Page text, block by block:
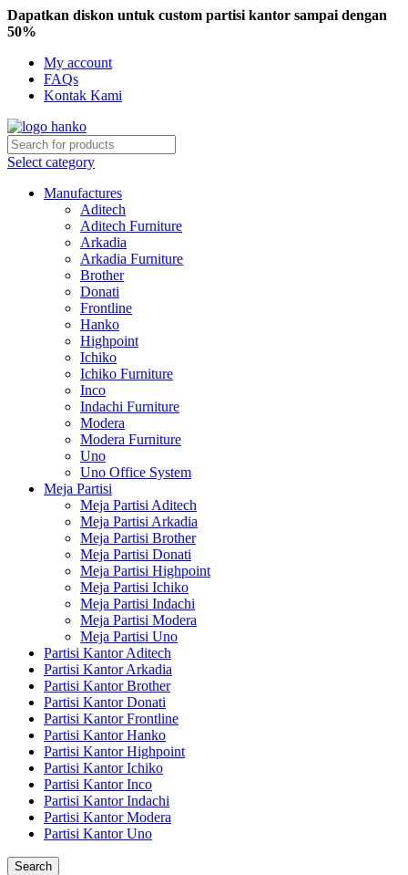
Dapatkan diskon untuk custom partisi kantor sampai dengan
50%
My account
FAQs
Kontak Kami
Select category
Manufactures
Aditech
Aditech Furniture
Arkadia
Arkadia Furniture
Brother
Donati
Frontline
Hanko
Highpoint
Ichiko
Ichiko Furniture
Inco
Indachi Furniture
Modera
Modera Furniture
Uno
Uno Office System
Meja Partisi
Meja Partisi Aditech
Meja Partisi Arkadia
Meja Partisi Brother
Meja Partisi Donati
Meja Partisi Highpoint
Meja Partisi Ichiko
Meja Partisi Indachi
Meja Partisi Modera
Meja Partisi Uno
Partisi Kantor Aditech
Partisi Kantor Arkadia
Partisi Kantor Brother
Partisi Kantor Donati
Partisi Kantor Frontline
Partisi Kantor Hanko
Partisi Kantor Highpoint
Partisi Kantor Ichiko
Partisi Kantor Inco
Partisi Kantor Indachi
Partisi Kantor Modera
Partisi Kantor Uno
Search